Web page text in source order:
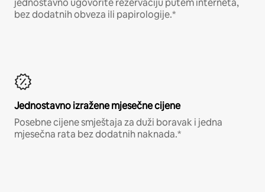
jednostavno ugovorite rezervaciju putem interneta,
bez dodatnih obveza ili papirologije.*
Jednostavno izražene mjesečne cijene
Posebne cijene smještaja za duži boravak i jedna
mjesečna rata bez dodatnih naknada.*